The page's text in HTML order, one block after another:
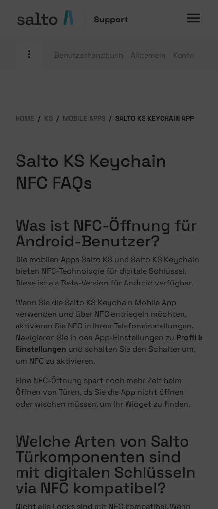
Support
Benutzerhandbuch Allgemein Konto
HOME KS MOBILE APPS SALTO KS KEYCHAIN APP
Salto KS Keychain
NFC FAQs
Was ist NFC-Öffnung für
Android-Benutzer?
Die mobilen Apps Salto KS und Salto KS Keychain
bieten NFC-Technologie für digitale Schlüssel.
Diese ist als Beta-Version für Android verfügbar.
Wenn Sie die Salto KS Keychain Mobile App
verwenden und über NFC entriegeln möchten,
aktivieren Sie NFC in Ihren Telefoneinstellungen.
Navigieren Sie in den App-Einstellungen zu Profil &
Einstellungen und schalten Sie den Schalter um,
um NFC zu aktivieren.
Eine NFC-Öffnung spart noch mehr Zeit beim
Öffnen von Türen, da Sie die App nicht öffnen
oder wischen müssen, um Ihr Widget zu finden.
Welche Arten von Salto
Türkomponenten sind
mit digitalen Schlüsseln
via NFC kompatibel?
Nicht alle Locks sind mit NFC kompatibel. Wenn